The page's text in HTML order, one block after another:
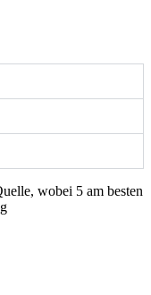
wobei 5 am besten